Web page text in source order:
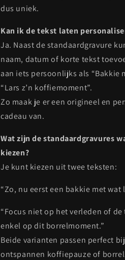
dus uniek.
Kan ik de tekst laten
Ja. Naast de standaardgravure
naam, datum of korte tekst
aan iets persoonlijks als “Bakkie
“Lars z’n koffiemoment”.
Zo maak je er een origineel en
cadeau van.
Wat zijn de standaardgravures
kiezen?
Je kunt kiezen uit twee teksten:
“Zo, nu eerst een bakkie met wat
“Focus niet op het verleden of
enkel op dit borrelmoment.”
Beide varianten passen perfect
ontspannen koffiepauze of